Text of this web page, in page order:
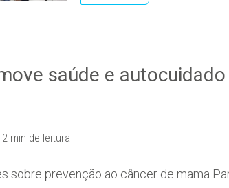
saúde e
2 min de leitura
sobre prevenção ao câncer de mama